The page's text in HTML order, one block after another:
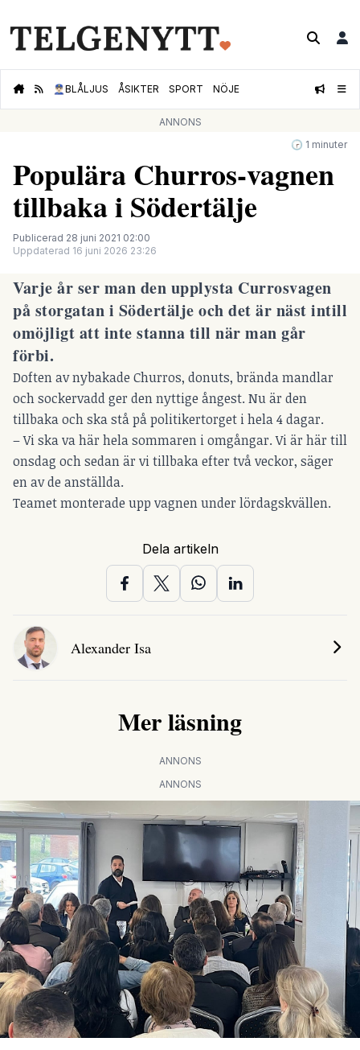
👮🏻‍♂️BLÅLJUS ÅSIKTER SPORT NÖJE
ANNONS
🕝 1 minuter
Populära Churros-vagnen
tillbaka i Södertälje
Publicerad 28 juni 2021 02:00
Uppdaterad 16 juni 2026 23:26
Varje år ser man den upplysta Currosvagen
på storgatan i Södertälje och det är näst intill
omöjligt att inte stanna till när man går
förbi.
Doften av nybakade Churros, donuts, brända mandlar
och sockervadd ger den nyttige ångest. Nu är den
tillbaka och ska stå på politikertorget i hela 4 dagar.
– Vi ska va här hela sommaren i omgångar. Vi är här till
onsdag och sedan är vi tillbaka efter två veckor, säger
en av de anställda.
Teamet monterade upp vagnen under lördagskvällen.
Dela artikeln
Alexander Isa
Mer läsning
ANNONS
ANNONS